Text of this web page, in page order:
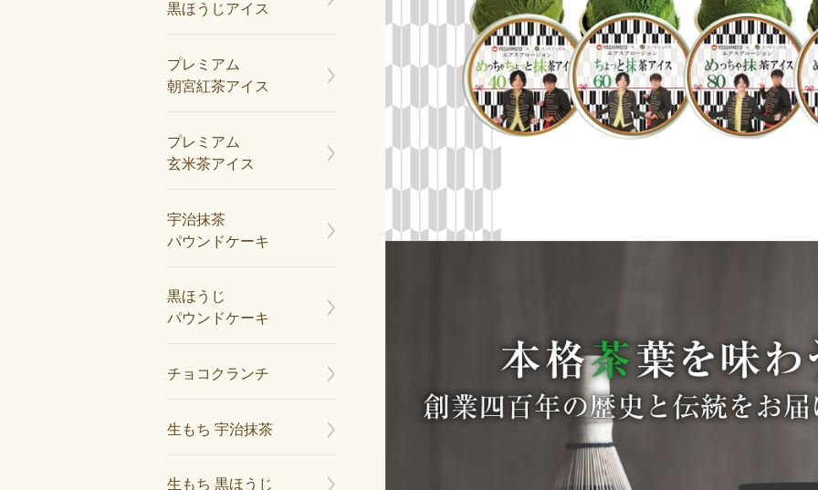
黒ほうじアイス
プレミアム
朝宮紅茶アイス
プレミアム
玄米茶アイス
宇治抹茶
パウンドケーキ
黒ほうじ
パウンドケーキ
チョコクランチ
生もち 宇治抹茶
生もち 黒ほうじ